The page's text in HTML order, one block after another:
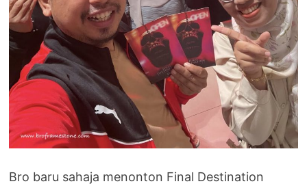
Bro baru sahaja menonton Final Destination